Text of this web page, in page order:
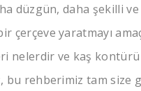
düzgün, daha şekilli
çerçeve yaratmayı
nelerdir ve kaş kontürü
bu rehberimiz tam size